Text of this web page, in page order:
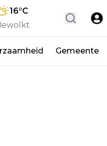
16°C
Gemeente